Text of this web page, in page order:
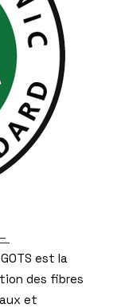
est la
des fibres
et